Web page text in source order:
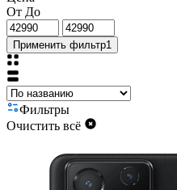
От До
Применить фильтр1
Фильтры
Очистить всё